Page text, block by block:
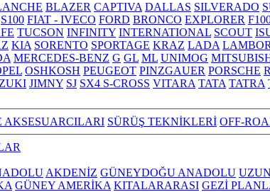
BLAZER CAPTIVA DALLAS SILVERADO
S100 FIAT - IVECO FORD BRONCO EXPLORER
TUCSON INFINITY INTERNATIONAL SCOUT
KIA SORENTO SPORTAGE KRAZ LADA
MERCEDES-BENZ G GL ML UNIMOG
OSHKOSH PEUGEOT PINZGAUER PORSCHE
JIMNY SJ SX4 S-CROSS VITARA TATA TATRA
AKSESUARCILARI SÜRÜŞ TEKNİKLERİ OFF-
AKDENİZ GÜNEYDOĞU ANADOLU
GÜNEY AMERİKA KITALARARASI GEZİ